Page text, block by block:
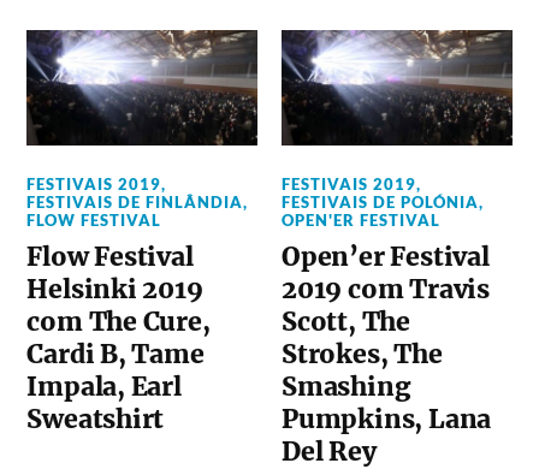
FESTIVAIS 2019,
FESTIVAIS DE FINLÂNDIA,
FLOW FESTIVAL
Flow Festival
Helsinki 2019
com The Cure,
Cardi B, Tame
Impala, Earl
Sweatshirt
FESTIVAIS 2019,
FESTIVAIS DE POLÓNIA,
OPEN'ER FESTIVAL
Open’er Festival
2019 com Travis
Scott, The
Strokes, The
Smashing
Pumpkins, Lana
Del Rey